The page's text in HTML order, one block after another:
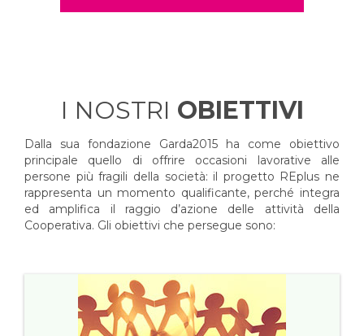
I NOSTRI OBIETTIVI
Dalla sua fondazione Garda2015 ha come obiettivo
principale quello di offrire occasioni lavorative alle
persone più fragili della società: il progetto REplus ne
rappresenta un momento qualificante, perché integra
ed amplifica il raggio d’azione delle attività della
Cooperativa. Gli obiettivi che persegue sono: